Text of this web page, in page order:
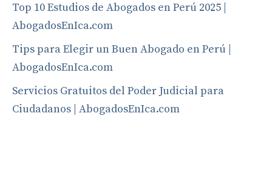
Top 10 Estudios de Abogados en Perú 2025 |
AbogadosEnIca.com
Tips para Elegir un Buen Abogado en Perú |
AbogadosEnIca.com
Servicios Gratuitos del Poder Judicial para
Ciudadanos | AbogadosEnIca.com